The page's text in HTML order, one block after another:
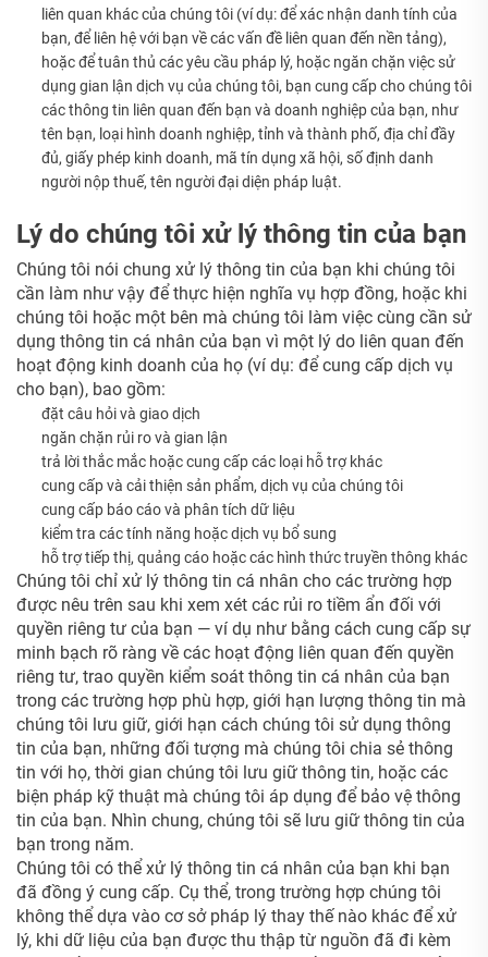
liên quan khác của chúng tôi (ví dụ: để xác nhận danh tính của
bạn, để liên hệ với bạn về các vấn đề liên quan đến nền tảng),
hoặc để tuân thủ các yêu cầu pháp lý, hoặc ngăn chặn việc sử
dụng gian lận dịch vụ của chúng tôi, bạn cung cấp cho chúng tôi
các thông tin liên quan đến bạn và doanh nghiệp của bạn, như
tên bạn, loại hình doanh nghiệp, tỉnh và thành phố, địa chỉ đầy
đủ, giấy phép kinh doanh, mã tín dụng xã hội, số định danh
người nộp thuế, tên người đại diện pháp luật.
Lý do chúng tôi xử lý thông tin của bạn
Chúng tôi nói chung xử lý thông tin của bạn khi chúng tôi
cần làm như vậy để thực hiện nghĩa vụ hợp đồng, hoặc khi
chúng tôi hoặc một bên mà chúng tôi làm việc cùng cần sử
dụng thông tin cá nhân của bạn vì một lý do liên quan đến
hoạt động kinh doanh của họ (ví dụ: để cung cấp dịch vụ
cho bạn), bao gồm:
đặt câu hỏi và giao dịch
ngăn chặn rủi ro và gian lận
trả lời thắc mắc hoặc cung cấp các loại hỗ trợ khác
cung cấp và cải thiện sản phẩm, dịch vụ của chúng tôi
cung cấp báo cáo và phân tích dữ liệu
kiểm tra các tính năng hoặc dịch vụ bổ sung
hỗ trợ tiếp thị, quảng cáo hoặc các hình thức truyền thông khác
Chúng tôi chỉ xử lý thông tin cá nhân cho các trường hợp
được nêu trên sau khi xem xét các rủi ro tiềm ẩn đối với
quyền riêng tư của bạn — ví dụ như bằng cách cung cấp sự
minh bạch rõ ràng về các hoạt động liên quan đến quyền
riêng tư, trao quyền kiểm soát thông tin cá nhân của bạn
trong các trường hợp phù hợp, giới hạn lượng thông tin mà
chúng tôi lưu giữ, giới hạn cách chúng tôi sử dụng thông
tin của bạn, những đối tượng mà chúng tôi chia sẻ thông
tin với họ, thời gian chúng tôi lưu giữ thông tin, hoặc các
biện pháp kỹ thuật mà chúng tôi áp dụng để bảo vệ thông
tin của bạn. Nhìn chung, chúng tôi sẽ lưu giữ thông tin của
bạn trong năm.
Chúng tôi có thể xử lý thông tin cá nhân của bạn khi bạn
đã đồng ý cung cấp. Cụ thể, trong trường hợp chúng tôi
không thể dựa vào cơ sở pháp lý thay thế nào khác để xử
lý, khi dữ liệu của bạn được thu thập từ nguồn đã đi kèm